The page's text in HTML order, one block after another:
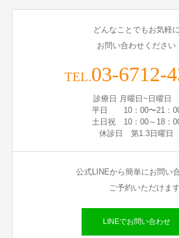
どんなことでもお気軽に
お問い合わせください
TEL.03-6712-
診療日 月曜日~日曜日
平日 10：00〜21：
土日祝 10：00～18：
休診日 第1.3日曜日
公式LINEから簡単にお問い
ご予約いただけます
LINEでお問い合わせ